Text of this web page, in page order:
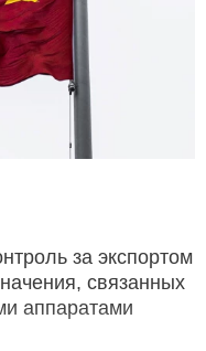
за экспортом
связанных
аппаратами